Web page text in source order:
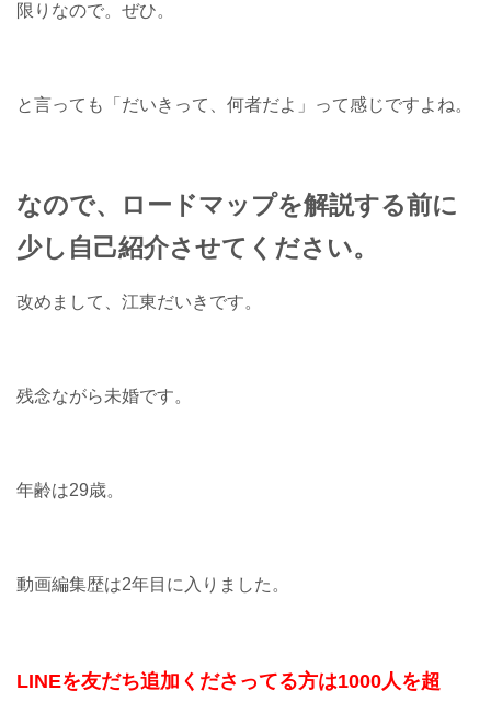
限りなので。ぜひ。
と言っても「だいきって、何者だよ」って感じですよね。
なので、ロードマップを解説する前に
少し自己紹介させてください。
改めまして、江東だいきです。
残念ながら未婚です。
年齢は29歳。
動画編集歴は2年目に入りました。
LINEを友だち追加くださってる方は1000人を超